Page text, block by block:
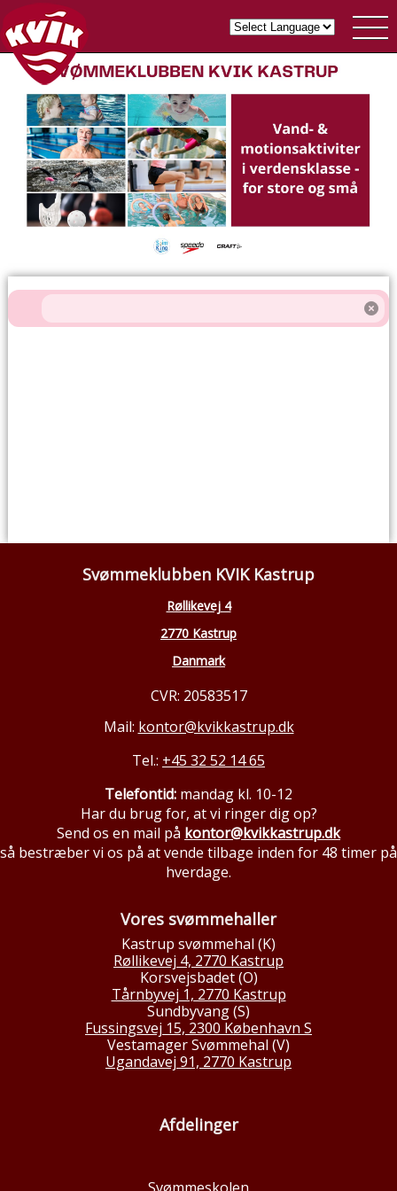
Svømmeklubben KVIK Kastrup
Røllikevej 4
2770 Kastrup
Danmark
CVR: 20583517
Mail: kontor@kvikkastrup.dk
Tel.: +45 32 52 14 65
Telefontid: mandag kl. 10-12
Har du brug for, at vi ringer dig op?
Send os en mail på kontor@kvikkastrup.dk
så bestræber vi os på at vende tilbage inden for 48 timer på
hverdage.
Vores svømmehaller
Kastrup svømmehal (K)
Røllikevej 4, 2770 Kastrup
Korsvejsbadet (O)
Tårnbyvej 1, 2770 Kastrup
Sundbyvang (S)
Fussingsvej 15, 2300 København S
Vestamager Svømmehal (V)
Ugandavej 91, 2770 Kastrup
Afdelinger